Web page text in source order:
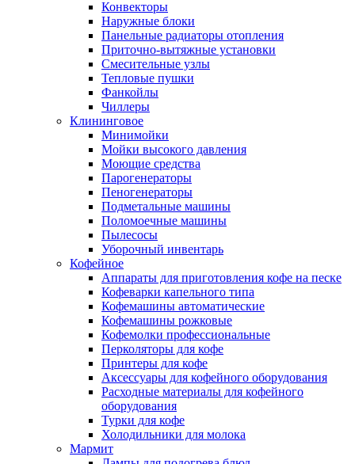
Конвекторы
Наружные блоки
Панельные радиаторы отопления
Приточно-вытяжные установки
Смесительные узлы
Тепловые пушки
Фанкойлы
Чиллеры
Клининговое
Минимойки
Мойки высокого давления
Моющие средства
Парогенераторы
Пеногенераторы
Подметальные машины
Поломоечные машины
Пылесосы
Уборочный инвентарь
Кофейное
Аппараты для приготовления кофе на песке
Кофеварки капельного типа
Кофемашины автоматические
Кофемашины рожковые
Кофемолки профессиональные
Перколяторы для кофе
Принтеры для кофе
Аксессуары для кофейного оборудования
Расходные материалы для кофейного
оборудования
Турки для кофе
Холодильники для молока
Мармит